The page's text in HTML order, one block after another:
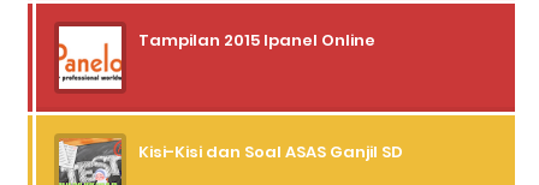
Tampilan 2015 Ipanel Online
Kisi-Kisi dan Soal ASAS Ganjil SD